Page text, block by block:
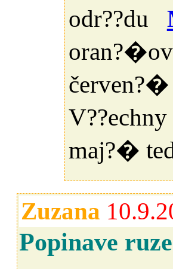
odr??du
maj?�
Zuzana
Popinave ruze